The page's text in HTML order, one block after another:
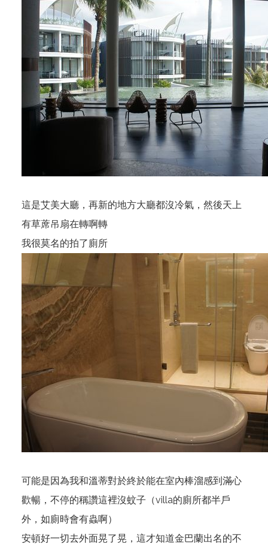
這是艾美大廳，再新的地方大廳都沒冷氣，然後天上
有草蓆吊扇在轉啊轉
我很莫名的拍了廁所
可能是因為我和溫蒂對於終於能在室內棒溜感到滿心
歡暢，不停的稱讚這裡沒蚊子（villa的廁所都半戶
外，如廁時會有蟲啊）
安頓好一切去外面晃了晃，這才知道金巴蘭出名的不